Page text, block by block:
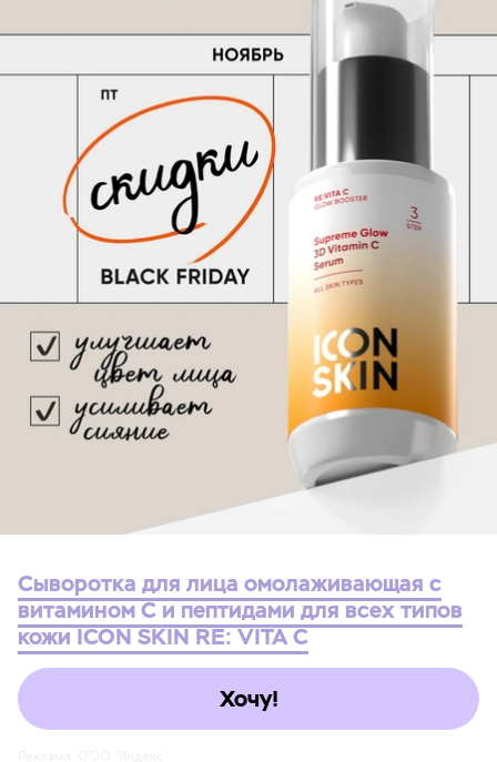
Cыворотка для лица омолаживающая с
витамином С и пептидами для всех типов
кожи ICON SKIN RE: VITA C
Хочу!